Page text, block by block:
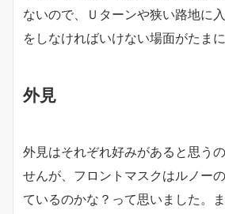
ないので、Ｕターンや狭い路地に
をしなければいけない場面がたまに
外見
外見はそれぞれ好みがあると思う
せんが、フロントマスクはルノー
ているのかな？って思いました。